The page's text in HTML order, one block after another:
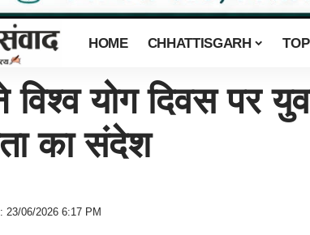
HOME CHHATTISGARH
विश्व योग दिवस पर
का संदेश
23/06/2026 6:17 PM